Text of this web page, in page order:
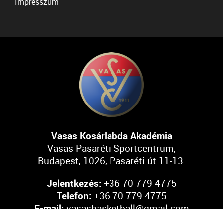
Vasas Kosárlabda Akadémia
Vasas Pasaréti Sportcentrum,
Budapest, 1026, Pasaréti út 11-13.
Jelentkezés: +36 70 779 4775
Telefon: +36 70 779 4775